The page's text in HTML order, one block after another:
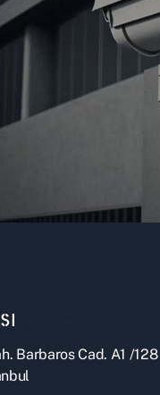
Barbaros Cad. A1 /128